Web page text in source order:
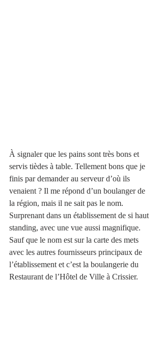
À signaler que les pains sont très bons et
servis tièdes à table. Tellement bons que je
finis par demander au serveur d’où ils
venaient ? Il me répond d’un boulanger de
la région, mais il ne sait pas le nom.
Surprenant dans un établissement de si haut
standing, avec une vue aussi magnifique.
Sauf que le nom est sur la carte des mets
avec les autres fournisseurs principaux de
l’établissement et c’est la boulangerie du
Restaurant de l’Hôtel de Ville à Crissier.